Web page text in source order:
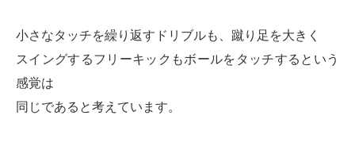
小さなタッチを繰り返すドリブルも、蹴り足を大きく
スイングするフリーキックもボールをタッチするという
感覚は
同じであると考えています。